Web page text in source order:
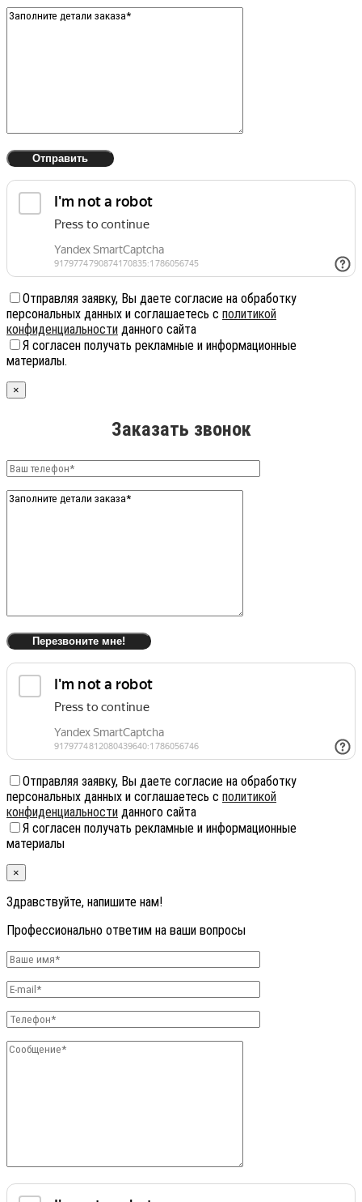
Отправляя заявку, Вы даете согласие на обработку
персональных данных и соглашаетесь с политикой
конфиденциальности данного сайта
Я согласен получать рекламные и информационные
материалы.
×
Заказать звонок
Отправляя заявку, Вы даете согласие на обработку
персональных данных и соглашаетесь с политикой
конфиденциальности данного сайта
Я согласен получать рекламные и информационные
материалы
×
Здравствуйте, напишите нам!
Профессионально ответим на ваши вопросы